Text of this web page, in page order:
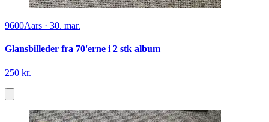
9600Aars · 30. mar.
Glansbilleder fra 70'erne i 2 stk album
250 kr.